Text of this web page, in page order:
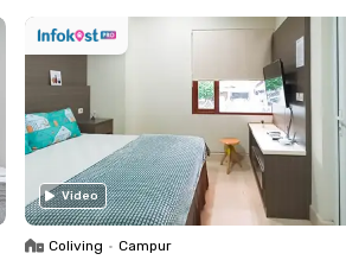
Video
Coliving • Campur